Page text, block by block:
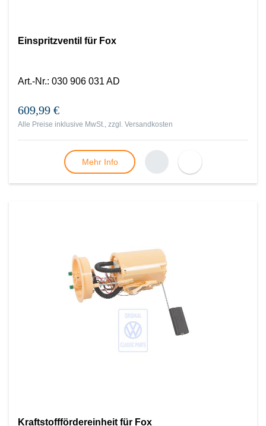
Einspritzventil für Fox
Art.-Nr.: 030 906 031 AD
609,99 €
Alle Preise inklusive MwSt., zzgl. Versandkosten
Mehr Info
Kraftstofffördereinheit für Fox